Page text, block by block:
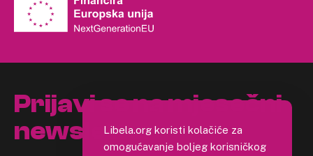
Prijavi se na mjesečni
newsletterLibela.org koristi kolačiće za
omogućavanje boljeg korisničkog